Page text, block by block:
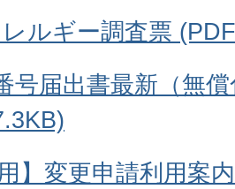
ルギー調査票
号届出書最新（無
用】変更申請利用案